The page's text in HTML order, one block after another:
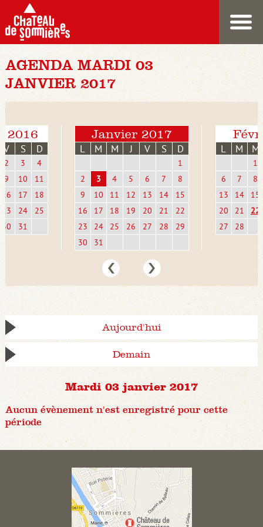
AGENDA MARDI 03
JANVIER 2017
2016
V S D
2 3
4
9
10
11
16
17
18
23
24
25
30
31
Janvier 2017
L M M J V S D
1
2
3 4 5 6 7
8
9
10 11 12 13 14
15
16
17 18 19 20 21
22
23
24 25 26 27 28
29
30
31
L M M
1
6
7
8
13
14
15
20
21
22
27
28
Aujourd'hui
Demain
Mardi 03 janvier 2017
Aucun évènement n'est enregistré pour cette
période